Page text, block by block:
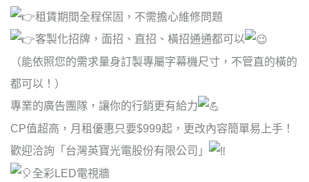
租賃期間全程保固，不需擔心維修問題
客製化招牌，面招、直招、橫招通通都可以
（能依照您的需求量身訂製專屬字幕機尺寸，不管直的橫的
都可以！）
專業的廣告團隊，讓你的行銷更有給力
CP值超高，月租優惠只要$999起，更改內容簡單易上手！
歡迎洽詢「台灣英寶光電股份有限公司」
全彩LED電視牆